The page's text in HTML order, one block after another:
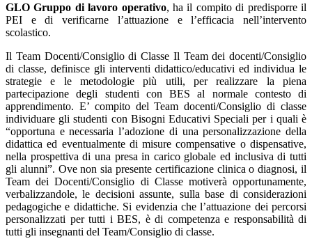
GLO Gruppo di lavoro operativo, ha il compito di predisporre il
PEI e di verificarne l’attuazione e l’efficacia nell’intervento
scolastico.
Il Team Docenti/Consiglio di Classe Il Team dei docenti/Consiglio
di classe, definisce gli interventi didattico/educativi ed individua le
strategie e le metodologie più utili, per realizzare la piena
partecipazione degli studenti con BES al normale contesto di
apprendimento. E’ compito del Team docenti/Consiglio di classe
individuare gli studenti con Bisogni Educativi Speciali per i quali è
“opportuna e necessaria l’adozione di una personalizzazione della
didattica ed eventualmente di misure compensative o dispensative,
nella prospettiva di una presa in carico globale ed inclusiva di tutti
gli alunni”. Ove non sia presente certificazione clinica o diagnosi, il
Team dei Docenti/Consiglio di Classe motiverà opportunamente,
verbalizzandole, le decisioni assunte, sulla base di considerazioni
pedagogiche e didattiche. Si evidenzia che l’attuazione dei percorsi
personalizzati per tutti i BES, è di competenza e responsabilità di
tutti gli insegnanti del Team/Consiglio di classe.